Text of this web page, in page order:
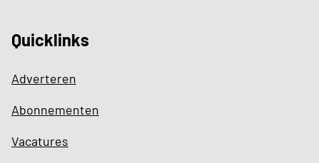
Quicklinks
Adverteren
Abonnementen
Vacatures